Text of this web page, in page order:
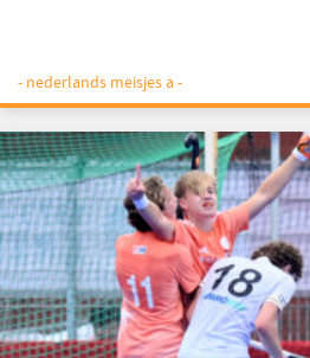
- nederlands meisjes a -